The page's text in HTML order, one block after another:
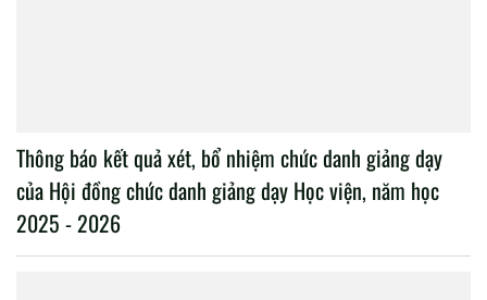
Thông báo kết quả xét, bổ nhiệm chức danh giảng dạy
của Hội đồng chức danh giảng dạy Học viện, năm học
2025 - 2026